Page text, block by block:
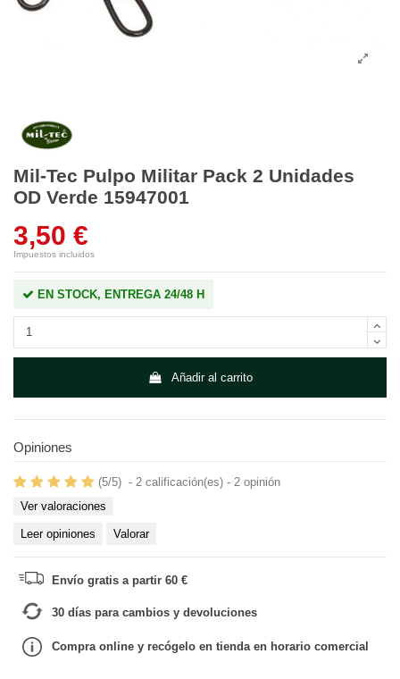
Mil-Tec Pulpo Militar Pack 2 Unidades
OD Verde 15947001
3,50 €
Impuestos incluidos
EN STOCK, ENTREGA 24/48 H
Añadir al carrito
Opiniones
(5/5) - 2 calificación(es) - 2 opinión
Ver valoraciones
Leer opiniones Valorar
Envío gratis a partir 60 €
30 días para cambios y devoluciones
Compra online y recógelo en tienda en horario comercial